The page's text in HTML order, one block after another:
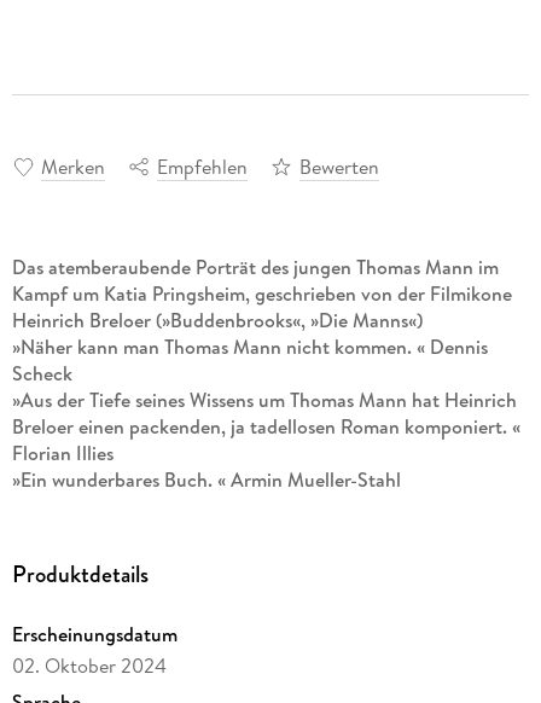
Merken Empfehlen Bewerten
Das atemberaubende Porträt des jungen Thomas Mann im
Kampf um Katia Pringsheim, geschrieben von der Filmikone
Heinrich Breloer (»Buddenbrooks«, »Die Manns«)
»Näher kann man Thomas Mann nicht kommen. « Dennis
Scheck
»Aus der Tiefe seines Wissens um Thomas Mann hat Heinrich
Breloer einen packenden, ja tadellosen Roman komponiert. «
Florian Illies
»Ein wunderbares Buch. « Armin Mueller-Stahl
unser Bild von Thomas Mann geprägt wie niemand sonst.
Marcel Reich-Ranicki bezeichnete die Filme als »Glanzstück«
In »Ein tadelloses Glück« erzählt Breloer nun die
ereignisreiche Vorgeschichte aus den Jahren vor Beginn des
Produktdetails
Erscheinungsdatum
02. Oktober 2024